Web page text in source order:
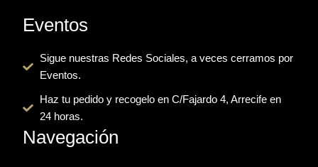
e
b
o
o
k
w
i
t
t
r
b
e
g
r
m
d
v
s
Eventos
Sigue nuestras Redes Sociales, a veces cerramos por
Eventos.
Haz tu pedido y recogelo en C/Fajardo 4, Arrecife en
24 horas.
Navegación